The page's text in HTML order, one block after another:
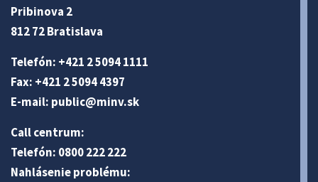
Pribinova 2
812 72 Bratislava
Telefón: +421 2 5094 1111
Fax: +421 2 5094 4397
E-mail: public@minv.sk
Call centrum:
Telefón: 0800 222 222
Nahlásenie problému: